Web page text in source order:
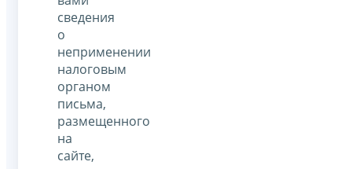
сведения
о
неприменении
налоговым
органом
письма,
размещенного
на
сайте,